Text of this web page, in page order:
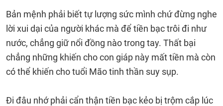
Bản mệnh phải biết tự lượng sức mình chứ đừng nghe
lời xui dại của người khác mà để tiền bạc trôi đi như
nước, chẳng giữ nổi đồng nào trong tay. Thất bại
chẳng những khiến cho con giáp này mất tiền mà còn
có thể khiến cho tuổi Mão tinh thần suy sụp.
Đi đâu nhớ phải cẩn thận tiền bạc kẻo bị trộm cắp lúc